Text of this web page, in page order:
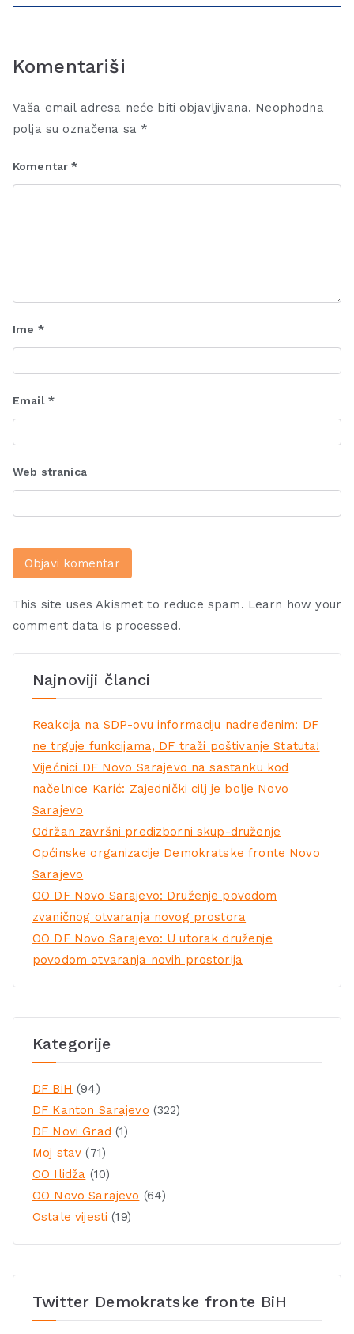
Komentariši
Vaša email adresa neće biti objavljivana. Neophodna
polja su označena sa *
Komentar*
Ime *
Email *
Web stranica
This site uses Akismet to reduce spam. Learn how your
comment data is processed.
Najnoviji članci
Reakcija na SDP-ovu informaciju nadređenim: DF
ne trguje funkcijama, DF traži poštivanje Statuta!
Vijećnici DF Novo Sarajevo na sastanku kod
načelnice Karić: Zajednički cilj je bolje Novo
Sarajevo
Održan završni predizborni skup-druženje
Općinske organizacije Demokratske fronte Novo
Sarajevo
OO DF Novo Sarajevo: Druženje povodom
zvaničnog otvaranja novog prostora
OO DF Novo Sarajevo: U utorak druženje
povodom otvaranja novih prostorija
Kategorije
DF BiH (94)
DF Kanton Sarajevo (322)
DF Novi Grad (1)
Moj stav (71)
OO Ilidža (10)
OO Novo Sarajevo (64)
Ostale vijesti (19)
Twitter Demokratske fronte BiH